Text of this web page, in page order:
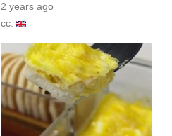
2 years ago
cc: